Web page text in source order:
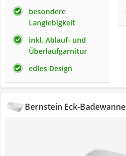
besondere
Langlebigkeit
inkl. Ablauf- und
Überlaufgarnitur
edles Design
Bernstein Eck-Badewanne